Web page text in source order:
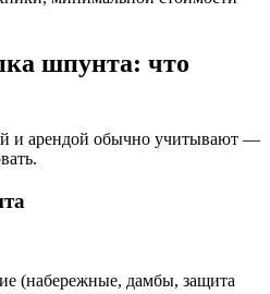
шпунта: что
и арендой обычно учитывают —
(набережные, дамбы, защита